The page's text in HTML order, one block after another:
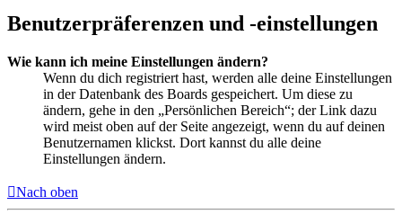
Benutzerpräferenzen und -einstellungen
Wie kann ich meine Einstellungen ändern?
Wenn du dich registriert hast, werden alle deine Einstellungen
in der Datenbank des Boards gespeichert. Um diese zu
ändern, gehe in den „Persönlichen Bereich“; der Link dazu
wird meist oben auf der Seite angezeigt, wenn du auf deinen
Benutzernamen klickst. Dort kannst du alle deine
Einstellungen ändern.
Nach oben